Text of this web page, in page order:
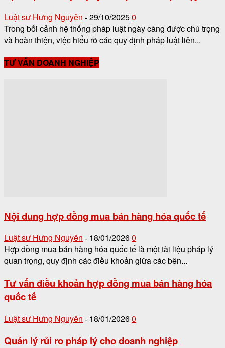
Luật sư Hưng Nguyên - 29/10/20250
Trong bối cảnh hệ thống pháp luật ngày càng được chú trọng
và hoàn thiện, việc hiểu rõ các quy định pháp luật liên...
TƯ VẤN DOANH NGHIỆP
Nội dung hợp đồng mua bán hàng hóa quốc tế
Luật sư Hưng Nguyên - 18/01/20260
Hợp đồng mua bán hàng hóa quốc tế là một tài liệu pháp lý
quan trọng, quy định các điều khoản giữa các bên...
Tư vấn điều khoản hợp đồng mua bán hàng hóa
quốc tế
Luật sư Hưng Nguyên - 18/01/20260
Quản lý rủi ro pháp lý cho doanh nghiệp